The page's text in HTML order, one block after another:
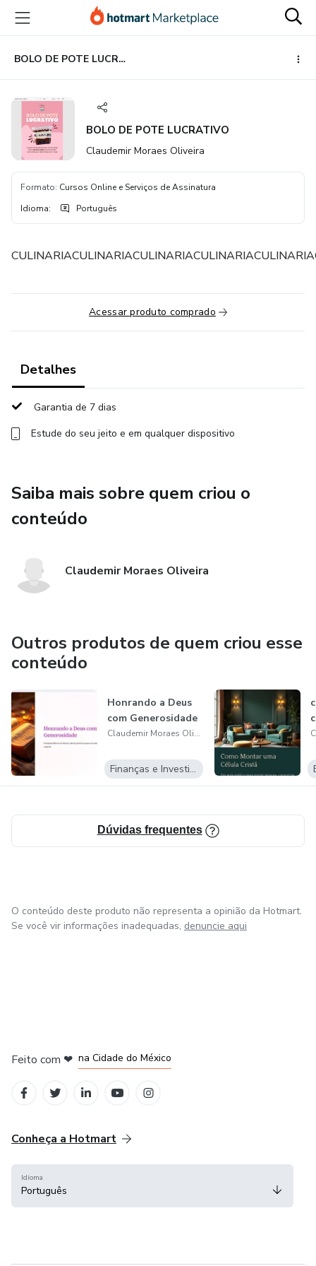
para
conteúdo
principal
para
pagamento
para
rodapé
BOLO DE POTE LUCRATIVO
BOLO DE POTE LUCRATIVO
Claudemir Moraes Oliveira
Formato: Cursos Online e Serviços de Assinatura
Idioma: Português
Acessar produto comprado
Detalhes
Garantia de 7 dias
Estude do seu jeito e em qualquer dispositivo
Saiba mais sobre quem criou o
conteúdo
Claudemir Moraes Oliveira
Outros produtos de quem criou esse
conteúdo
Honrando a Deus
com Generosidade
Claudemir Moraes Oliveira
Finanças e Investimentos
Dúvidas frequentes
O conteúdo deste produto não representa a opinião da Hotmart.
Se você vir informações inadequadas, denuncie aqui
Feito com ❤ na Cidade do México
Conheça a Hotmart
Idioma
Português